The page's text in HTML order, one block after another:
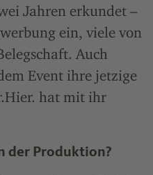
Jahren erkundet –
ein, viele von
Auch
Event ihre jetzige
hat mit ihr
der Produktion?